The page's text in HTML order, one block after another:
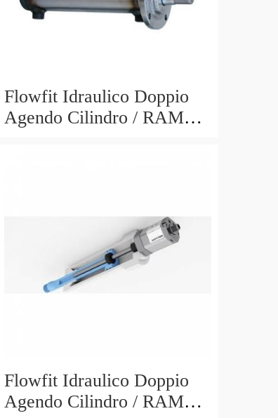
Flowfit Idraulico Doppio
Agendo Cilindro / RAM
Flowfit Idraulico Doppio
Agendo Cilindro / RAM